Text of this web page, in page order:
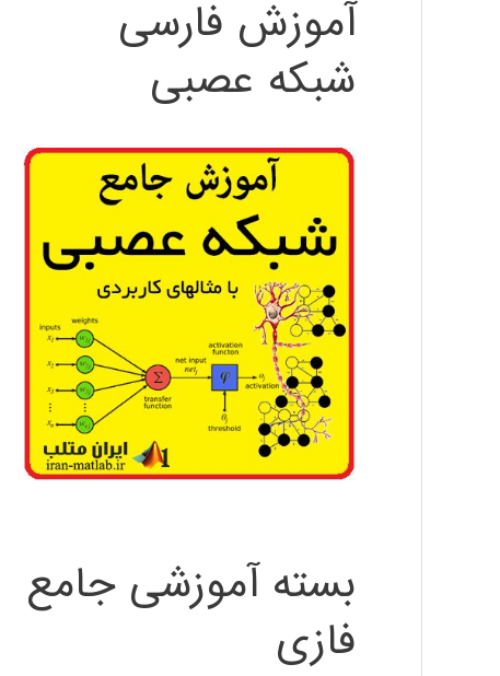
آموزش فارسی
شبکه عصبی
بسته آموزشی جامع
فازی